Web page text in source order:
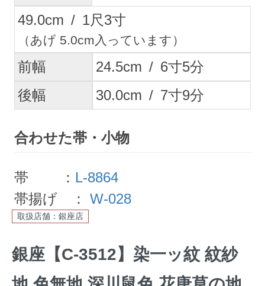
49.0cm / 1尺3寸
（あげ 5.0cm入っています）
前幅 24.5cm / 6寸5分
後幅
30.0cm / 7寸9分
合わせた帯・小物
帯 ： L-8864
帯揚げ ：W-028
取扱店舗：銀座店
銀座【C-3512】染一ッ紋 紋紗